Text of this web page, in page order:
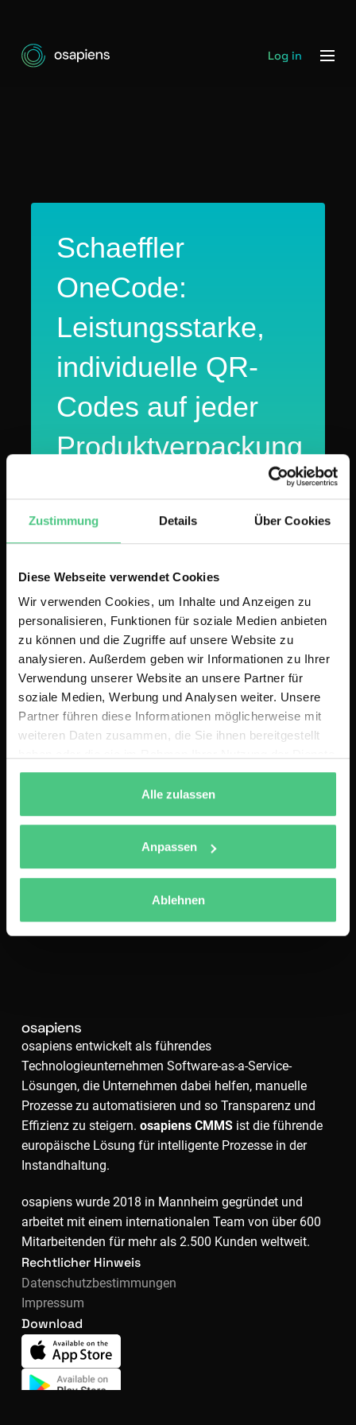
Zustimmung Details Über Cookies
Diese Webseite verwendet Cookies
Wir verwenden Cookies, um Inhalte und Anzeigen zu
personalisieren, Funktionen für soziale Medien anbieten
zu können und die Zugriffe auf unsere Website zu
analysieren. Außerdem geben wir Informationen zu Ihrer
Verwendung unserer Website an unsere Partner für
soziale Medien, Werbung und Analysen weiter. Unsere
Partner führen diese Informationen möglicherweise mit
weiteren Daten zusammen, die Sie ihnen bereitgestellt
gesammelt haben.
Alle zulassen
Anpassen
Ablehnen
Log in
Schaeffler
OneCode:
Leistungsstarke,
individuelle QR-
Codes auf jeder
Produktverpackung
Schaeffler OneCode nutzt QR-Codes auf
Verpackungen für digitale Services,
Produktüberprüfungen und verstärkte
Download
(English)
osapiens entwickelt als führendes
Technologieunternehmen Software-as-a-Service-
Lösungen, die Unternehmen dabei helfen, manuelle
Prozesse zu automatisieren und so Transparenz und
Effizienz zu steigern. osapiens CMMSist die führende
europäische Lösung für intelligente Prozesse in der
Instandhaltung.
osapiens wurde 2018 in Mannheim gegründet und
arbeitet mit einem internationalen Team von über 600
Mitarbeitenden für mehr als 2.500 Kunden weltweit.
Rechtlicher Hinweis
Datenschutzbestimmungen
Impressum
Download